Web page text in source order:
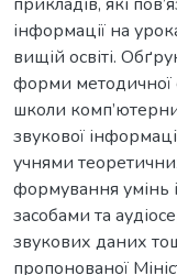
інформації на
вищій освіті.
форми методичної
школи
звукової
учнями
формування умінь
засобами та
звукових даних
пропонованої